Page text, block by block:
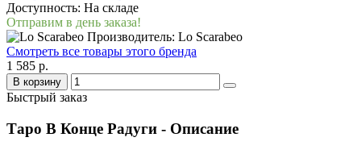
Доступность: На складе
Отправим в день заказа!
Производитель: Lo Scarabeo
Смотреть все товары этого бренда
1 585 р.
В корзину
Быстрый заказ
Таро В Конце Радуги - Описание